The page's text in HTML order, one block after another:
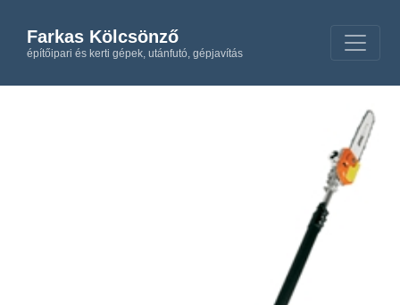
Farkas Kölcsönző
építőipari és kerti gépek, utánfutó, gépjavítás